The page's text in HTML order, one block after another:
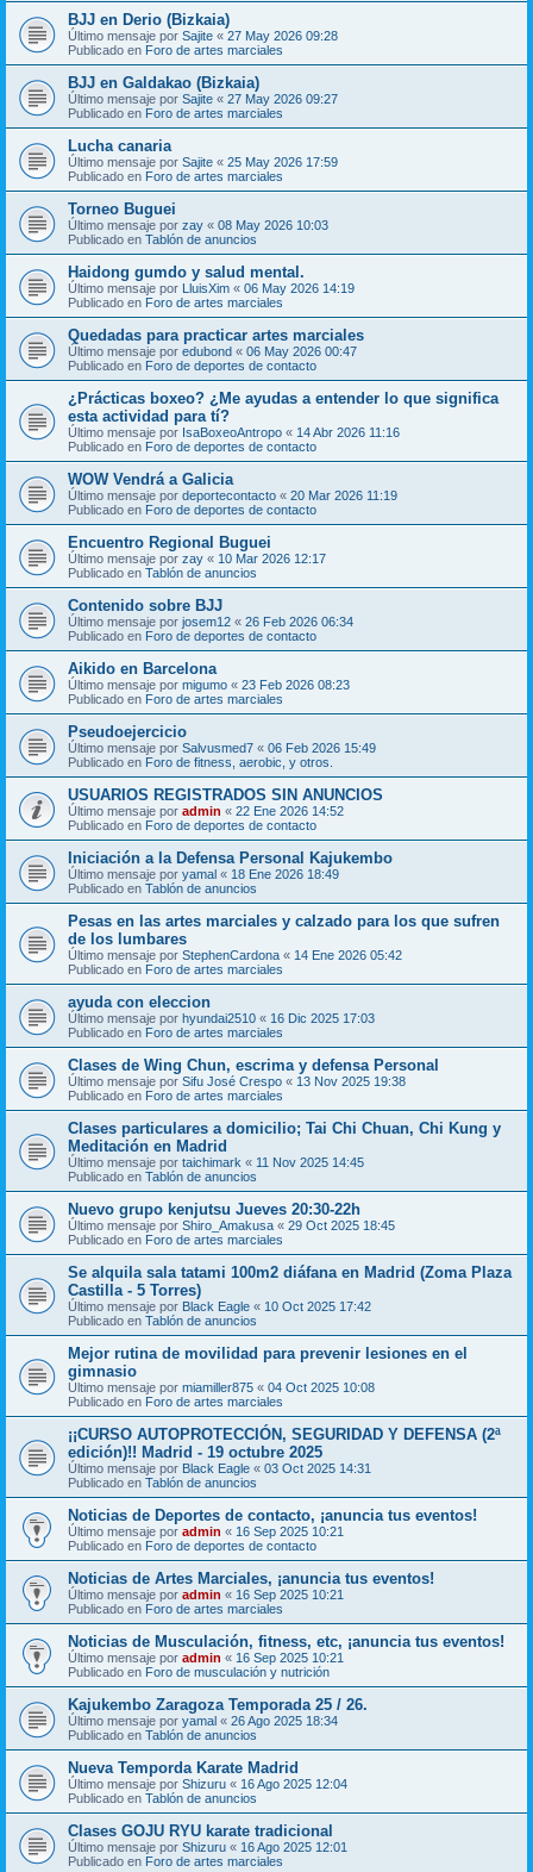
BJJ en Derio (Bizkaia)
Último mensaje por Sajite « 27 May 2026 09:28
Publicado en Foro de artes marciales
BJJ en Galdakao (Bizkaia)
Último mensaje por Sajite « 27 May 2026 09:27
Publicado en Foro de artes marciales
Lucha canaria
Último mensaje por Sajite « 25 May 2026 17:59
Publicado en Foro de artes marciales
Torneo Buguei
Último mensaje por zay « 08 May 2026 10:03
Publicado en Tablón de anuncios
Haidong gumdo y salud mental.
Último mensaje por LluisXim « 06 May 2026 14:19
Publicado en Foro de artes marciales
Quedadas para practicar artes marciales
Último mensaje por edubond « 06 May 2026 00:47
Publicado en Foro de deportes de contacto
¿Prácticas boxeo? ¿Me ayudas a entender lo que significa
esta actividad para tí?
Último mensaje por IsaBoxeoAntropo « 14 Abr 2026 11:16
Publicado en Foro de deportes de contacto
WOW Vendrá a Galicia
Último mensaje por deportecontacto « 20 Mar 2026 11:19
Publicado en Foro de deportes de contacto
Encuentro Regional Buguei
Último mensaje por zay « 10 Mar 2026 12:17
Publicado en Tablón de anuncios
Contenido sobre BJJ
Último mensaje por josem12 « 26 Feb 2026 06:34
Publicado en Foro de deportes de contacto
Aikido en Barcelona
Último mensaje por migumo « 23 Feb 2026 08:23
Publicado en Foro de artes marciales
Pseudoejercicio
Último mensaje por Salvusmed7 « 06 Feb 2026 15:49
Publicado en Foro de fitness, aerobic, y otros.
USUARIOS REGISTRADOS SIN ANUNCIOS
Último mensaje por admin « 22 Ene 2026 14:52
Publicado en Foro de deportes de contacto
Iniciación a la Defensa Personal Kajukembo
Último mensaje por yamal « 18 Ene 2026 18:49
Publicado en Tablón de anuncios
Pesas en las artes marciales y calzado para los que sufren
de los lumbares
Último mensaje por StephenCardona « 14 Ene 2026 05:42
Publicado en Foro de artes marciales
ayuda con eleccion
Último mensaje por hyundai2510 « 16 Dic 2025 17:03
Publicado en Foro de artes marciales
Clases de Wing Chun, escrima y defensa Personal
Último mensaje por Sifu José Crespo « 13 Nov 2025 19:38
Publicado en Foro de artes marciales
Clases particulares a domicilio; Tai Chi Chuan, Chi Kung y
Meditación en Madrid
Último mensaje por taichimark « 11 Nov 2025 14:45
Publicado en Tablón de anuncios
Nuevo grupo kenjutsu Jueves 20:30-22h
Último mensaje por Shiro_Amakusa « 29 Oct 2025 18:45
Publicado en Foro de artes marciales
Se alquila sala tatami 100m2 diáfana en Madrid (Zoma Plaza
Castilla - 5 Torres)
Último mensaje por Black Eagle « 10 Oct 2025 17:42
Publicado en Tablón de anuncios
Mejor rutina de movilidad para prevenir lesiones en el
gimnasio
Último mensaje por miamiller875 « 04 Oct 2025 10:08
Publicado en Foro de artes marciales
¡¡CURSO AUTOPROTECCIÓN, SEGURIDAD Y DEFENSA (2ª
edición)!! Madrid - 19 octubre 2025
Último mensaje por Black Eagle « 03 Oct 2025 14:31
Publicado en Tablón de anuncios
Noticias de Deportes de contacto, ¡anuncia tus eventos!
Último mensaje por admin « 16 Sep 2025 10:21
Publicado en Foro de deportes de contacto
Noticias de Artes Marciales, ¡anuncia tus eventos!
Último mensaje por admin « 16 Sep 2025 10:21
Publicado en Foro de artes marciales
Noticias de Musculación, fitness, etc, ¡anuncia tus eventos!
Último mensaje por admin « 16 Sep 2025 10:21
Publicado en Foro de musculación y nutrición
Kajukembo Zaragoza Temporada 25 / 26.
Último mensaje por yamal « 26 Ago 2025 18:34
Publicado en Tablón de anuncios
Nueva Temporda Karate Madrid
Último mensaje por Shizuru « 16 Ago 2025 12:04
Publicado en Tablón de anuncios
Clases GOJU RYU karate tradicional
Último mensaje por Shizuru « 16 Ago 2025 12:01
Publicado en Foro de artes marciales